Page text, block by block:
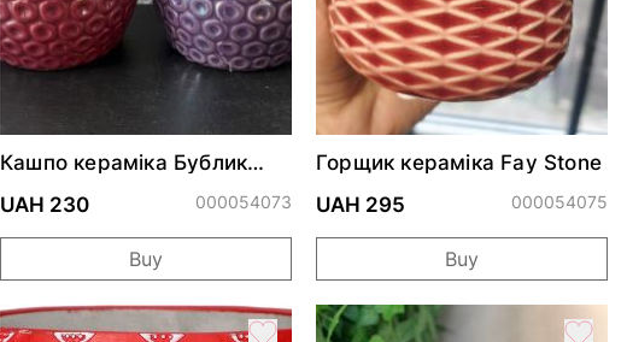
Кашпо кераміка Бублик
UAH 230
000054073
Buy
Горщик кераміка Fay Stone
UAH 295
000054075
Buy